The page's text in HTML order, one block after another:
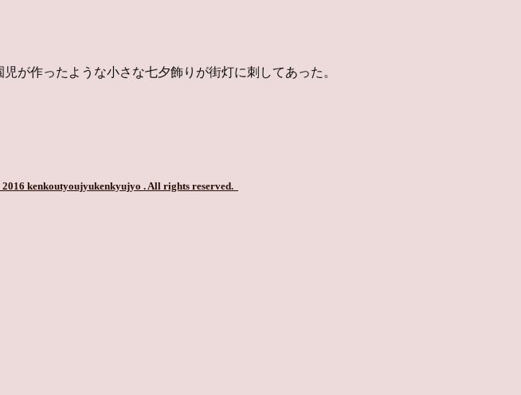
が作ったような小さな七夕飾りが街灯に刺してあった。
kenkoutyoujyukenkyujyo . All rights reserved.